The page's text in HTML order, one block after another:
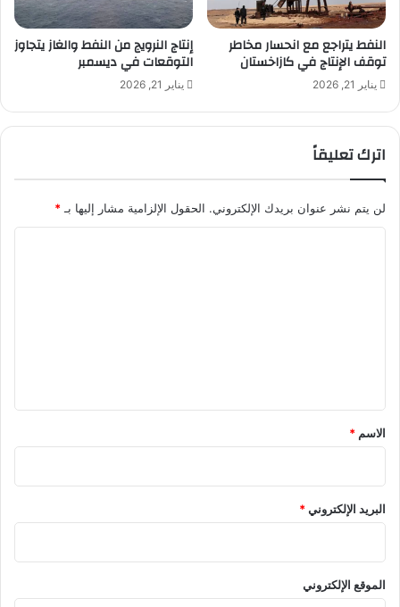
و
ع
ا
ل
م
ب
النفط يتراجع مع انحسار مخاطر
توقف الإنتاج في كازاخستان
يناير 21, 2026
إنتاج النرويج من النفط والغاز يتجاوز
التوقعات في ديسمبر
يناير 21, 2026
اترك تعليقاً
لن يتم نشر عنوان بريدك الإلكتروني. الحقول الإلزامية مشار إليها بـ *
*
الاسم *
البريد الإلكتروني*
الموقع الإلكتروني